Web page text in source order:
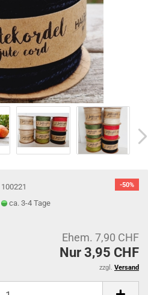
-50%
100221
ca. 3-4 Tage
Ehem. 7,90 CHF
Nur 3,95 CHF
zzgl. Versand